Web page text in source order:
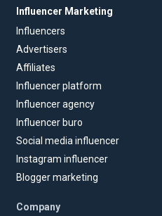
Influencer Marketing
Influencers
Advertisers
Affiliates
Influencer platform
Influencer agency
Influencer buro
Social media influencer
Instagram influencer
Blogger marketing
Company